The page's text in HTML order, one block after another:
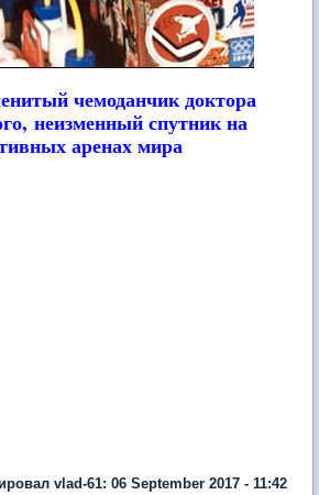
чемоданчик доктора
неизменный спутник на
аренах мира
vlad-61: 06 September 2017 - 11:42